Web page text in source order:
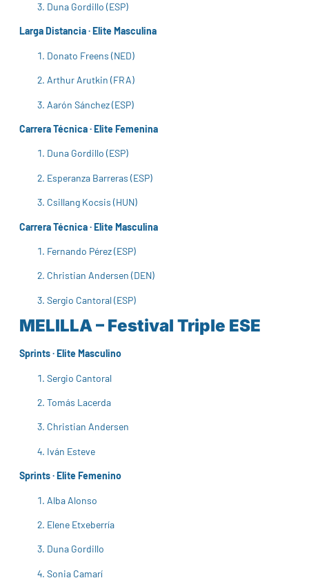
Duna Gordillo (ESP)
Larga Distancia · Elite Masculina
Donato Freens (NED)
Arthur Arutkin (FRA)
Aarón Sánchez (ESP)
Carrera Técnica · Elite Femenina
Duna Gordillo (ESP)
Esperanza Barreras (ESP)
Csillang Kocsis (HUN)
Carrera Técnica · Elite Masculina
Fernando Pérez (ESP)
Christian Andersen (DEN)
Sergio Cantoral (ESP)
MELILLA – Festival Triple ESE
Sprints · Elite Masculino
Sergio Cantoral
Tomás Lacerda
Christian Andersen
Iván Esteve
Sprints · Elite Femenino
Alba Alonso
Elene Etxeberría
Duna Gordillo
Sonia Camarí